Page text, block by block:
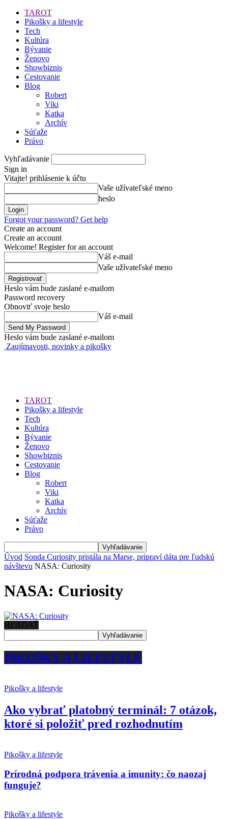
TAROT
Pikošky a lifestyle
Tech
Kultúra
Bývanie
Ženovo
Showbiznis
Cestovanie
Blog
Robert
Viki
Katka
Archív
Súťaže
Právo
Vyhľadávanie
Sign in
Vitajte! prihlásenie k účtu
Vaše užívateľské meno
heslo
Forgot your password? Get help
Create an account
Create an account
Welcome! Register for an account
Váš e-mail
Vaše užívateľské meno
Heslo vám bude zaslané e-mailom
Password recovery
Obnoviť svoje heslo
Váš e-mail
Heslo vám bude zaslané e-mailom
Zaujímavosti, novinky a pikošky
TAROT
Pikošky a lifestyle
Tech
Kultúra
Bývanie
Ženovo
Showbiznis
Cestovanie
Blog
Robert
Viki
Katka
Archív
Súťaže
Právo
Úvod Sonda Curiosity pristála na Marse, pripraví dáta pre ľudskú
návštevu NASA: Curiosity
NASA: Curiosity
HĽADAŤ
PIKOŠKY A LIFESTYLE
Pikošky a lifestyle
Ako vybrať platobný terminál: 7 otázok,
ktoré si položiť pred rozhodnutím
Pikošky a lifestyle
Prírodná podpora trávenia a imunity: čo naozaj
funguje?
Pikošky a lifestyle